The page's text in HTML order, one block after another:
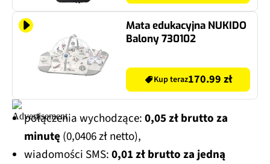
Mata edukacyjna NUKIDO
Balony 730102
Kup teraz170.99 zł
połączenia wychodzące:0,05 zł brutto za
minutę(0,0406 zł netto),
wiadomości SMS:0,01 zł brutto za jedną